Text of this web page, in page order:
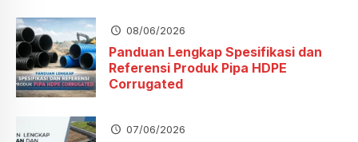
08/06/2026
Panduan Lengkap Spesifikasi dan
Referensi Produk Pipa HDPE
Corrugated
07/06/2026